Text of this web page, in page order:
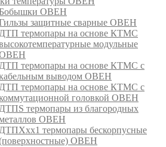
ОВЕН
защитные сварные ОВЕН
ДТП термопары на основе КТМС
модульные
ДТП термопары на основе КТМС с
выводом ОВЕН
ДТП термопары на основе КТМС с
головкой ОВЕН
ДТПS термопары из благородных
ОВЕН
ДТПХхх1 термопары бескорпусные
ОВЕН